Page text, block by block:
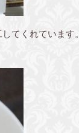
てくれています。